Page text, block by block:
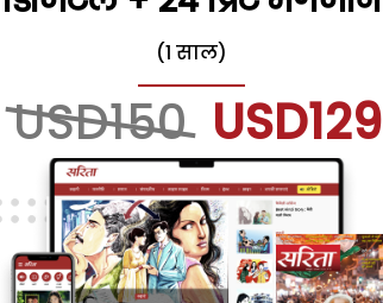
(1 साल)
USD150 USD129